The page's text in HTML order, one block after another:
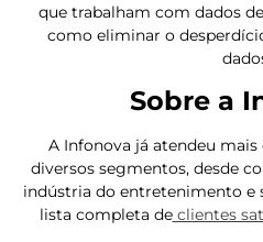
que trabalham com dados
como eliminar o
Sobre a
A Infonova já atendeu mais
diversos segmentos, desde
indústria do entretenimento e
lista completa declientes